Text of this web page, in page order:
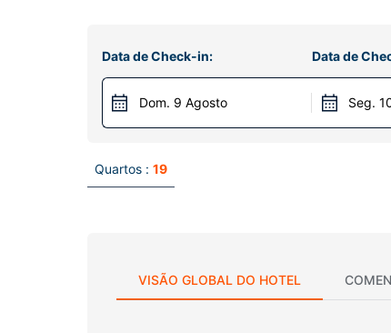
Data de Check-in:
Dom. 9 Agosto
Data de
Seg.
Quartos : 19
VISÃO GLOBAL DO HOTEL